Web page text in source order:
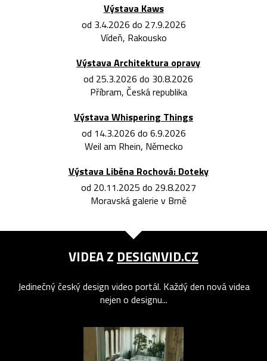
Výstava Kaws
od 3.4.2026 do 27.9.2026
Vídeň, Rakousko
Výstava Architektura opravy
od 25.3.2026 do 30.8.2026
Příbram, Česká republika
Výstava Whispering Things
od 14.3.2026 do 6.9.2026
Weil am Rhein, Německo
Výstava Liběna Rochová: Doteky
od 20.11.2025 do 29.8.2027
Moravská galerie v Brně
VIDEA Z DESIGNVID.CZ
Jedinečný český design video portál. Každý den nová videa
nejen o designu...